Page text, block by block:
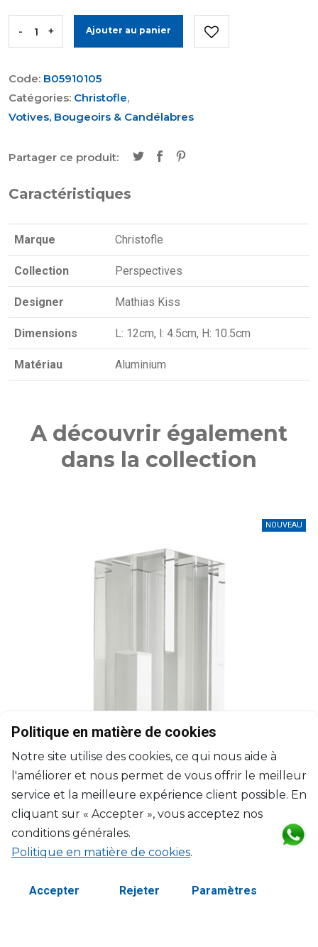
- + Ajouter au panier
Code: B05910105
Catégories: Christofle,
Votives, Bougeoirs & Candélabres
Partager ce produit:
Caractéristiques
Marque Christofle
Collection Perspectives
Designer Mathias Kiss
Dimensions L: 12cm, l: 4.5cm, H: 10.5cm
Matériau Aluminium
A découvrir également
dans la collection
NOUVEAU
Vase chrome verre et aluminium
Politique en matière de cookies
Notre site utilise des cookies, ce qui nous aide à
l'améliorer et nous permet de vous offrir le meilleur
service et la meilleure expérience client possible. En
cliquant sur « Accepter », vous acceptez nos
conditions générales.
Politique en matière de cookies.
Accepter Rejeter Paramètres